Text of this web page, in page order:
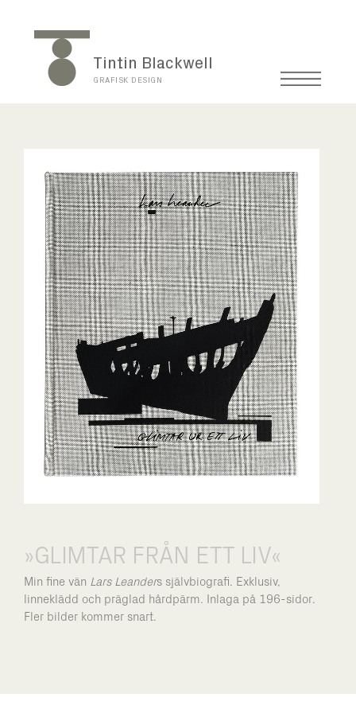
Tintin Blackwell
GRAFISK DESIGN
»GLIMTAR FRÅN ETT LIV«
Min fine vän Lars Leanders självbiografi. Exklusiv,
linneklädd och präglad hårdpärm. Inlaga på 196-sidor.
Fler bilder kommer snart.